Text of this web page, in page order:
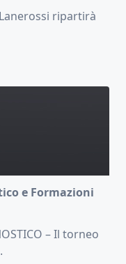
Lanerossi ripartirà
e Formazioni
– Il torneo